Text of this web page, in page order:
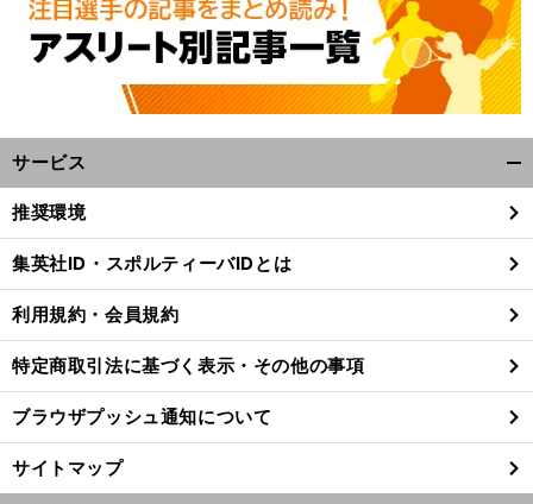
サービス
閉
る
推奨環境
集英社ID・スポルティーバIDとは
利用規約・会員規約
特定商取引法に基づく表示・その他の事項
ブラウザプッシュ通知について
サイトマップ